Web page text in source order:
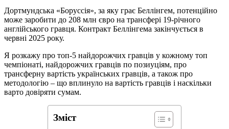
Дортмундська «Боруссія», за яку грає Беллінгем, потенційно
може заробити до 208 млн євро на трансфері 19-річного
англійського гравця. Контракт Беллінгема закінчується в
червні 2025 року.
Я розкажу про топ-5 найдорожчих гравців у кожному топ
чемпіонаті, найдорожчих гравців по позиуціям, про
трансферну вартість українських гравців, а також про
методологію – що вплинуло на вартість гравців і наскільки
варто довіряти сумам.
Зміст